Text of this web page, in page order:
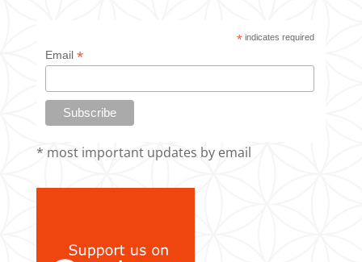
* indicates required
Email *
* most important updates by email